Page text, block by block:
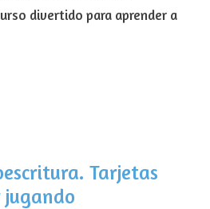
divertido para aprender a
Tarjetas